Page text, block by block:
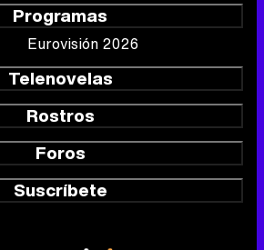
Programas
Eurovisión 2026
Telenovelas
Rostros
Foros
Suscríbete